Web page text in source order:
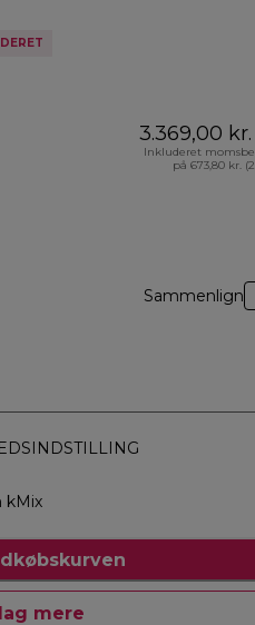
3.369,00 kr.
Inkluderet
på 673,80 kr.
Sammenlign
kMix
mere